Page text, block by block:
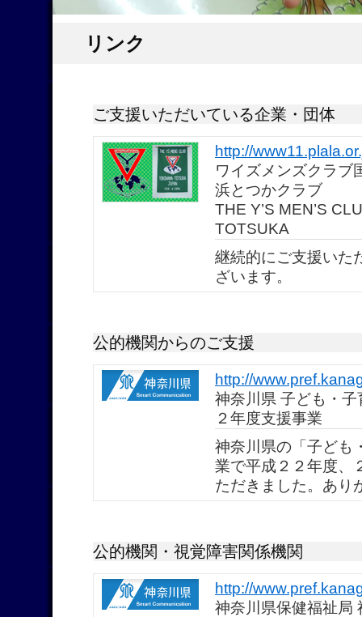
リンク
ご支援いただいている企業・団体
http://
ワイズメンズクラ
浜とつかクラブ
THE Y’S MEN’S
TOTSUKA
継続的にご支援いた
ざいます。
公的機関からのご支援
http://
神奈川県 子ども・
２年度支援事業
神奈川県の「子ども
業で平成２２年度、
ただきました。あり
公的機関・視覚障害関係機関
http://
神奈川県保健福祉局